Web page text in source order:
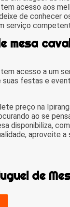
acesso aos
de conhecer
serviço
mesa
acesso a um
festas e
preço na
ao se
disponibiliza,
aproveite a
de